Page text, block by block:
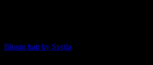
Bloom hair by Svetla